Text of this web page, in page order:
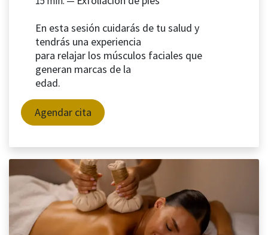
En esta sesión cuidarás de tu salud y
tendrás una experiencia
para relajar los músculos faciales que
generan marcas de la
edad.
Agendar cita